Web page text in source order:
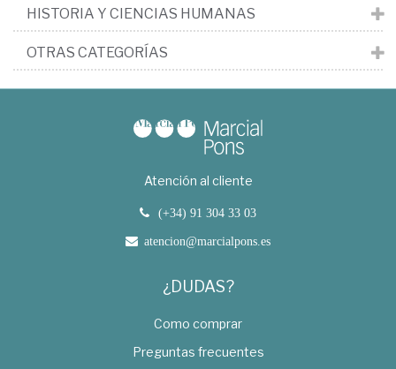
HISTORIA Y CIENCIAS HUMANAS
OTRAS CATEGORÍAS
Atención al cliente
(+34) 91 304 33 03
atencion@marcialpons.es
¿DUDAS?
Como comprar
Preguntas frecuentes